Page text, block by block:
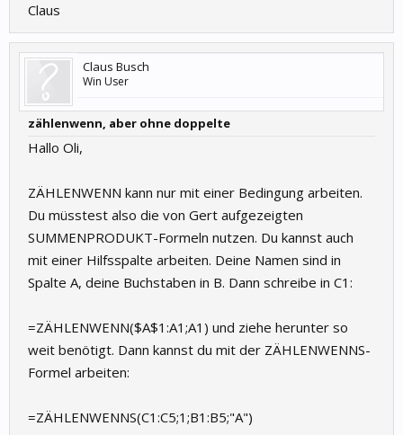
Claus
Claus Busch
Win User
zählenwenn, aber ohne doppelte
Hallo Oli,
ZÄHLENWENN kann nur mit einer Bedingung arbeiten.
Du müsstest also die von Gert aufgezeigten
SUMMENPRODUKT-Formeln nutzen. Du kannst auch
mit einer Hilfsspalte arbeiten. Deine Namen sind in
Spalte A, deine Buchstaben in B. Dann schreibe in C1:
=ZÄHLENWENN($A$1:A1;A1) und ziehe herunter so
weit benötigt. Dann kannst du mit der ZÄHLENWENNS-
Formel arbeiten:
=ZÄHLENWENNS(C1:C5;1;B1:B5;"A")